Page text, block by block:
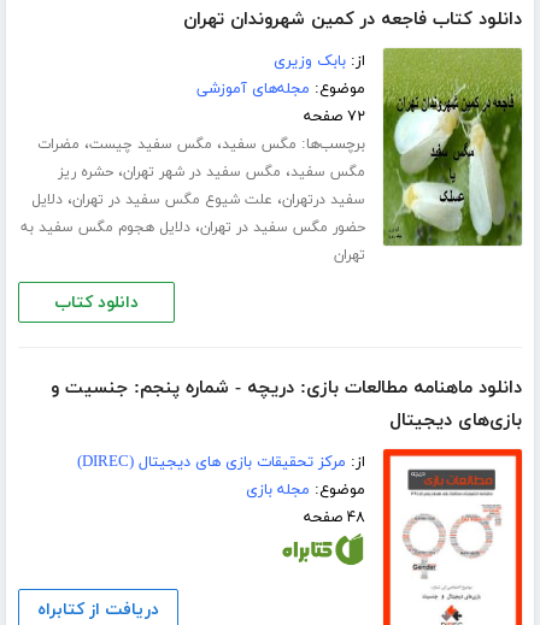
دانلود کتاب فاجعه در کمین شهروندان تهران
از:بابک وزیری
موضوع: مجله‌های آموزشی
۷۲ صفحه
برچسب‌ها: مگس سفید، مگس سفید چیست، مضرات
مگس سفید، مگس سفید در شهر تهران،حشره ریز
سفید درتهران، علت شیوع مگس سفید در تهران،دلایل
حضور مگس سفید در تهران،دلایل هجوم مگس سفید به
تهران
دانلود کتاب
دانلود ماهنامه مطالعات بازی: دریچه - شماره پنجم: جنسیت و
بازی‌های دیجیتال
از: مرکز تحقیقات بازی های دیجیتال (DIREC)
موضوع: مجله بازی
۴۸ صفحه
دریافت از کتابراه